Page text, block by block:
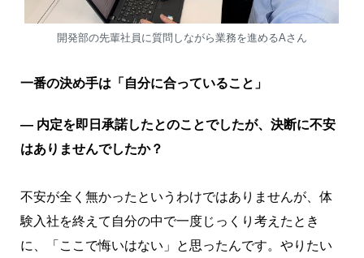
開発部の先輩社員に質問しながら業務を進めるAさん
一番の決め手は「自分に合っていること」
― 内定を即日承諾したとのことでしたが、決断に不安
はありませんでしたか？
不安が全く無かったというわけではありませんが、体
験入社を終えて自分の中で一度じっくり考えたとき
に、「ここで悔いはない」と思ったんです。やりたい